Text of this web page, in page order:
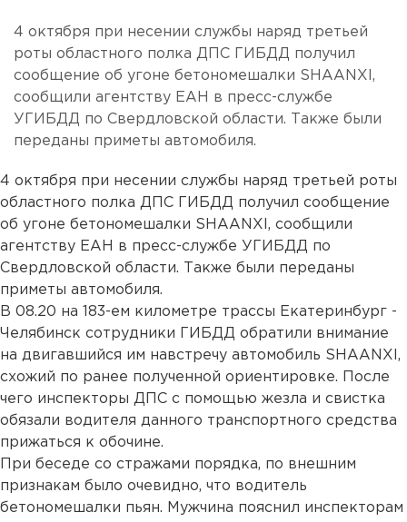
4 октября при несении службы наряд третьей
роты областного полка ДПС ГИБДД получил
сообщение об угоне бетономешалки SHAANXI,
сообщили агентству ЕАН в пресс-службе
УГИБДД по Свердловской области. Также были
переданы приметы автомобиля.
4 октября при несении службы наряд третьей роты
областного полка ДПС ГИБДД получил сообщение
об угоне бетономешалки SHAANXI, сообщили
агентству ЕАН в пресс-службе УГИБДД по
Свердловской области. Также были переданы
приметы автомобиля.
В 08.20 на 183-ем километре трассы Екатеринбург -
Челябинск сотрудники ГИБДД обратили внимание
на двигавшийся им навстречу автомобиль SHAANXI,
схожий по ранее полученной ориентировке. После
чего инспекторы ДПС с помощью жезла и свистка
обязали водителя данного транспортного средства
прижаться к обочине.
При беседе со стражами порядка, по внешним
признакам было очевидно, что водитель
бетономешалки пьян. Мужчина пояснил инспекторам